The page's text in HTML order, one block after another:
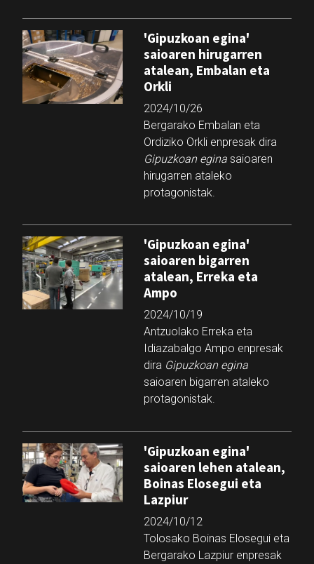
'Gipuzkoan egina'
saioaren hirugarren
atalean, Embalan eta
Orkli
2024/10/26
Bergarako Embalan eta
Ordiziko Orkli enpresak dira
Gipuzkoan eginasaioaren
hirugarren ataleko
protagonistak.
'Gipuzkoan egina'
saioaren bigarren
atalean, Erreka eta
Ampo
2024/10/19
Antzuolako Erreka eta
Idiazabalgo Ampo enpresak
dira Gipuzkoan egina
saioaren bigarren ataleko
protagonistak.
'Gipuzkoan egina'
saioaren lehen atalean,
Boinas Elosegui eta
Lazpiur
2024/10/12
Tolosako Boinas Elosegui eta
Bergarako Lazpiur enpresak